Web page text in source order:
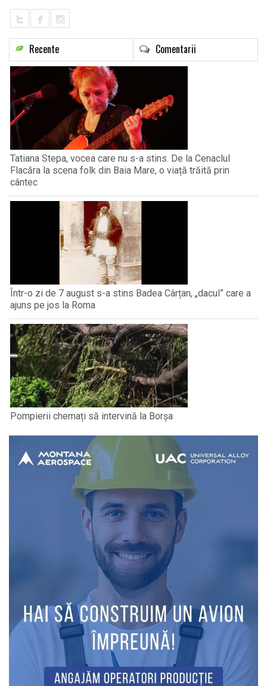
Recente Comentarii
Tatiana Stepa, vocea care nu s-a stins. De la Cenaclul
Flacăra la scena folk din Baia Mare, o viață trăită prin
cântec
Într-o zi de 7 august s-a stins Badea Cârțan, „dacul” care a
ajuns pe jos la Roma
Pompierii chemați să intervină la Borșa